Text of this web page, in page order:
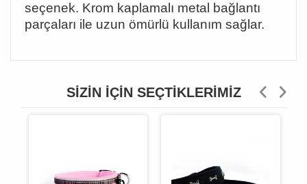
seçenek. Krom kaplamalı metal bağlantı
parçaları ile uzun ömürlü kullanım sağlar.
SIZIN İÇIN SEÇTIKLERIMIZ